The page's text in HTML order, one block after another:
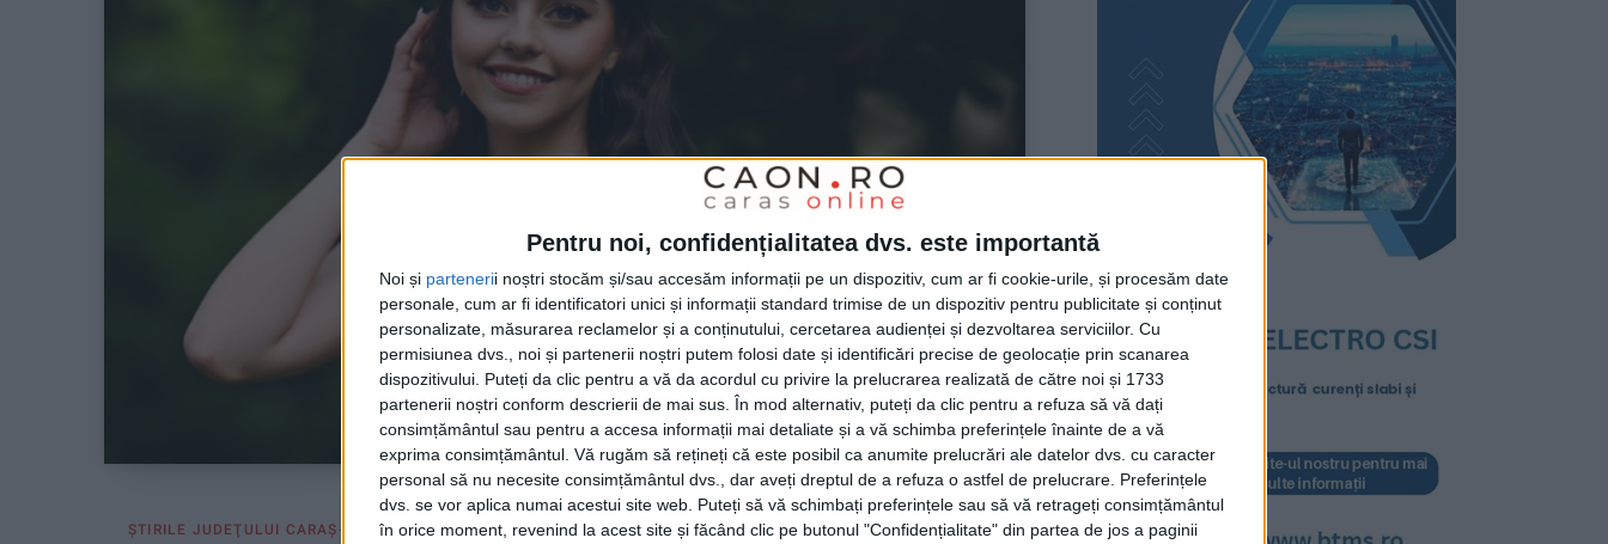
Pentru noi, confidențialitatea dvs. este importantă
Noi și partenerii noștri stocăm și/sau accesăm informații pe un dispozitiv, cum ar fi cookie-urile, și procesăm date
personale, cum ar fi identificatori unici și informații standard trimise de un dispozitiv pentru publicitate și conținut
personalizate, măsurarea reclamelor și a conținutului, cercetarea audienței și dezvoltarea serviciilor. Cu
permisiunea dvs., noi și partenerii noștri putem folosi date și identificări precise de geolocație prin scanarea
dispozitivului. Puteți da clic pentru a vă da acordul cu privire la prelucrarea realizată de către noi și 1733
partenerii noștri conform descrierii de mai sus. În mod alternativ, puteți da clic pentru a refuza să vă dați
consimțământul sau pentru a accesa informații mai detaliate și a vă schimba preferințele înainte de a vă
exprima consimțământul. Vă rugăm să rețineți că este posibil ca anumite prelucrări ale datelor dvs. cu caracter
personal să nu necesite consimțământul dvs., dar aveți dreptul de a refuza o astfel de prelucrare. Preferințele
dvs. se vor aplica numai acestui site web. Puteți să vă schimbați preferințele sau să vă retrageți consimțământul
în orice moment, revenind la acest site și făcând clic pe butonul "Confidențialitate" din partea de jos a paginii
ŞTIRILE JUDEŢULUI CARAŞ-SEVERIN